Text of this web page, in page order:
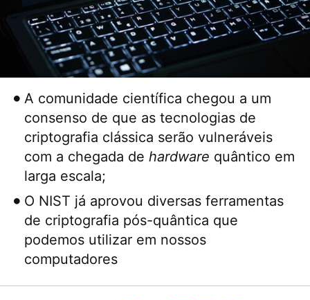
A comunidade científica chegou a um
consenso de que as tecnologias de
criptografia clássica serão vulneráveis ​​
com a chegada dehardware quântico em
larga escala;
O NIST já aprovou diversas ferramentas
de criptografia pós-quântica que
podemos utilizar em nossos
computadores